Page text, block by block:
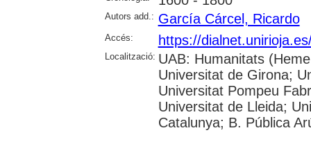
Autors add.: García Cárcel, Ricardo
Accés: https://
Localització: UAB: Humanitats
Universitat de Girona;
Universitat Pompeu
Universitat de Lleida;
Catalunya; B. Pública